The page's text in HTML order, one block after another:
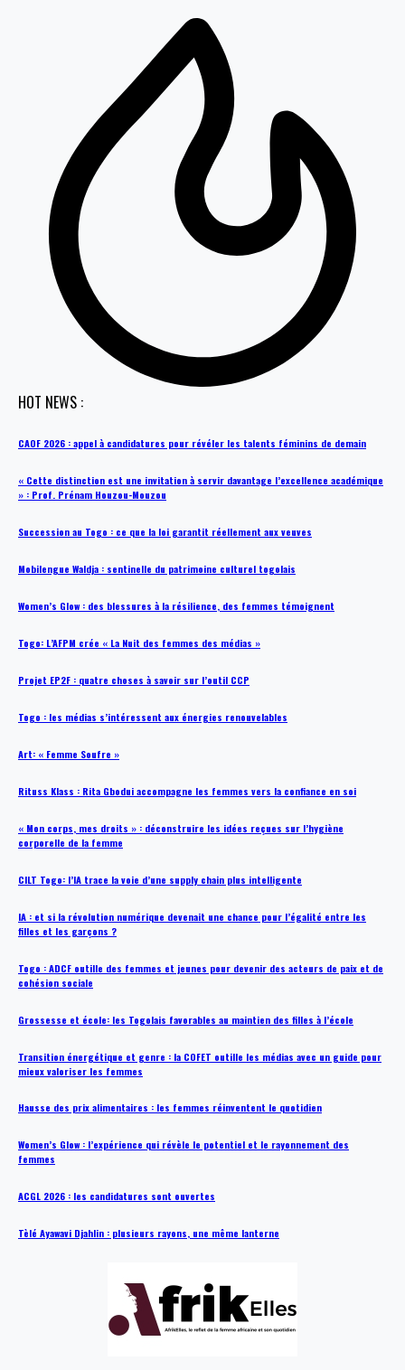
HOT NEWS :
CAOF 2026 : appel à candidatures pour révéler les talents féminins de demain
« Cette distinction est une invitation à servir davantage l’excellence académique
» : Prof. Prénam Houzou-Mouzou
Succession au Togo : ce que la loi garantit réellement aux veuves
Mobilengue Waldja : sentinelle du patrimoine culturel togolais
Women’s Glow : des blessures à la résilience, des femmes témoignent
Togo: L’AFPM crée « La Nuit des femmes des médias »
Projet EP2F : quatre choses à savoir sur l’outil CCP
Togo : les médias s’intéressent aux énergies renouvelables
Art: « Femme Soufre »
Rituss Klass : Rita Gbodui accompagne les femmes vers la confiance en soi
« Mon corps, mes droits » : déconstruire les idées reçues sur l’hygiène
corporelle de la femme
CILT Togo: l’IA trace la voie d’une supply chain plus intelligente
IA : et si la révolution numérique devenait une chance pour l’égalité entre les
filles et les garçons ?
Togo : ADCF outille des femmes et jeunes pour devenir des acteurs de paix et de
cohésion sociale
Grossesse et école: les Togolais favorables au maintien des filles à l’école
Transition énergétique et genre : la COFET outille les médias avec un guide pour
mieux valoriser les femmes
Hausse des prix alimentaires : les femmes réinventent le quotidien
Women’s Glow : l’expérience qui révèle le potentiel et le rayonnement des
femmes
ACGL 2026 : les candidatures sont ouvertes
Tèlé Ayawavi Djahlin : plusieurs rayons, une même lanterne